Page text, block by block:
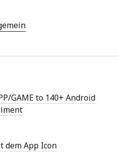
GAME to 140+ Android
dem App Icon